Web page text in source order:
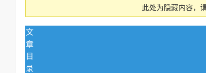
此处为隐藏内容，
文
章
目
录